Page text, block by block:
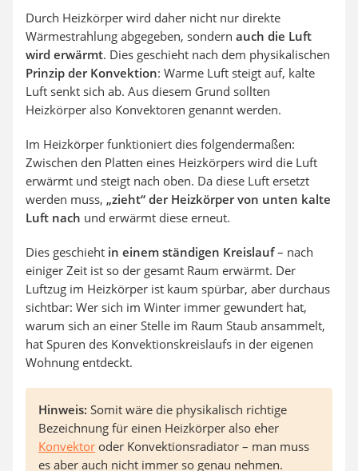
Durch Heizkörper wird daher nicht nur direkte
Wärmestrahlung abgegeben, sondern auch die Luft
wird erwärmt. Dies geschieht nach dem physikalischen
Prinzip der Konvektion: Warme Luft steigt auf, kalte
Luft senkt sich ab. Aus diesem Grund sollten
Heizkörper also Konvektoren genannt werden.
Im Heizkörper funktioniert dies folgendermaßen:
Zwischen den Platten eines Heizkörpers wird die Luft
erwärmt und steigt nach oben. Da diese Luft ersetzt
werden muss, „zieht“ der Heizkörper von unten kalte
Luft nach und erwärmt diese erneut.
Dies geschieht in einem ständigen Kreislauf– nach
einiger Zeit ist so der gesamt Raum erwärmt. Der
Luftzug im Heizkörper ist kaum spürbar, aber durchaus
sichtbar: Wer sich im Winter immer gewundert hat,
warum sich an einer Stelle im Raum Staub ansammelt,
hat Spuren des Konvektionskreislaufs in der eigenen
Wohnung entdeckt.
Hinweis: Somit wäre die physikalisch richtige
Bezeichnung für einen Heizkörper also eher
Konvektor oder Konvektionsradiator – man muss
es aber auch nicht immer so genau nehmen.